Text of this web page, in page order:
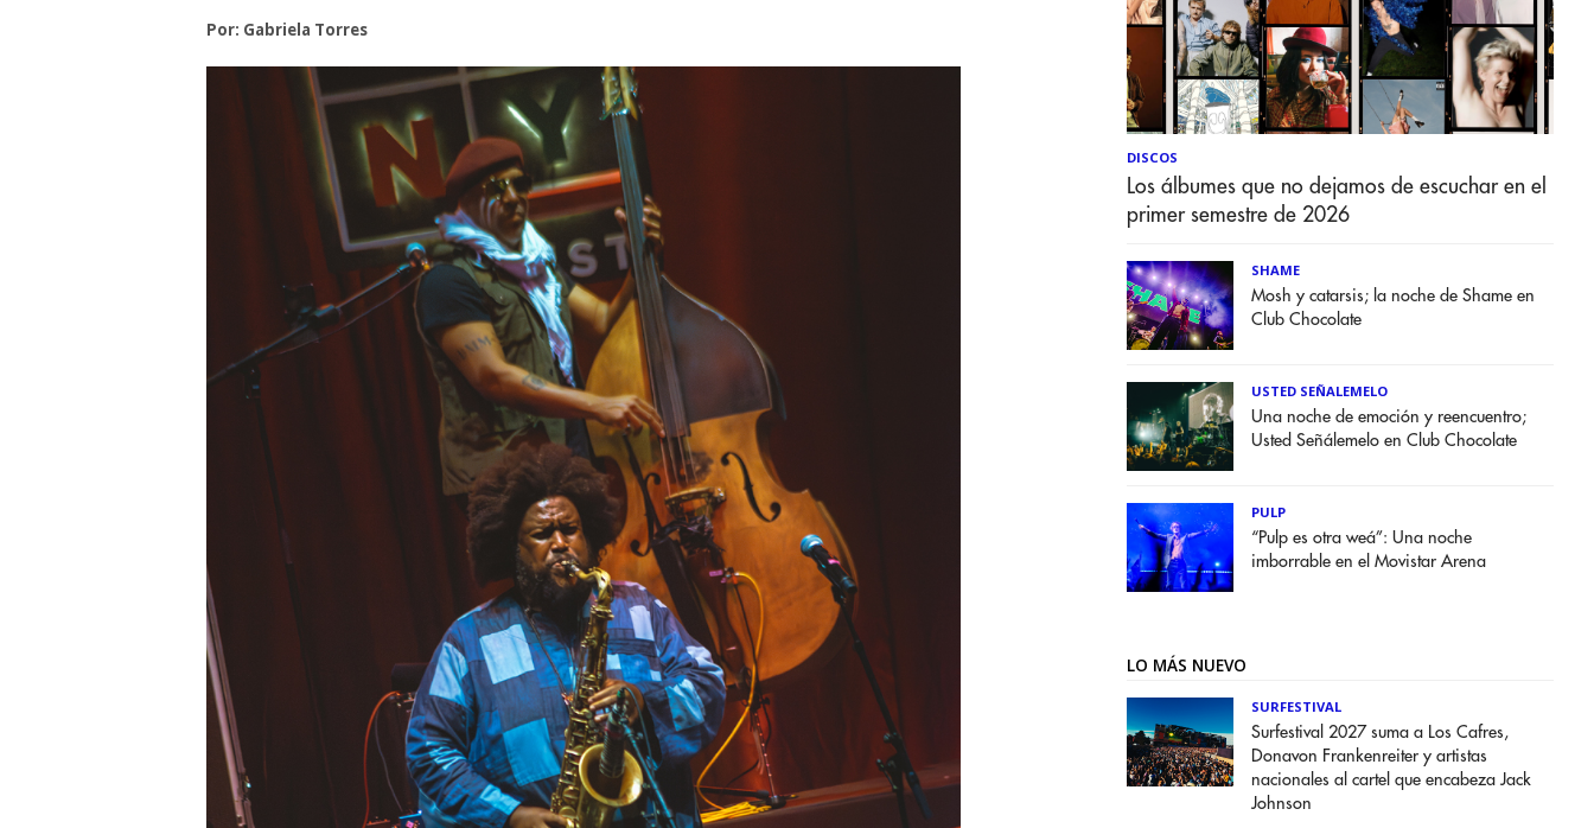
Por: Gabriela Torres
DISCOS
Los álbumes que no dejamos de escuchar en el
primer semestre de 2026
SHAME
Mosh y catarsis; la noche de Shame en
Club Chocolate
USTED SEÑALEMELO
Una noche de emoción y reencuentro;
Usted Señálemelo en Club Chocolate
PULP
“Pulp es otra weá”: Una noche
imborrable en el Movistar Arena
LO MÁS NUEVO
SURFESTIVAL
Surfestival 2027 suma a Los Cafres,
Donavon Frankenreiter y artistas
nacionales al cartel que encabeza Jack
Johnson